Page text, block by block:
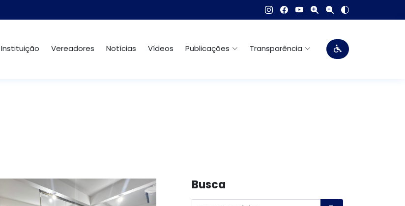
Instituição Vereadores Notícias Vídeos Publicações Transparência
Busca